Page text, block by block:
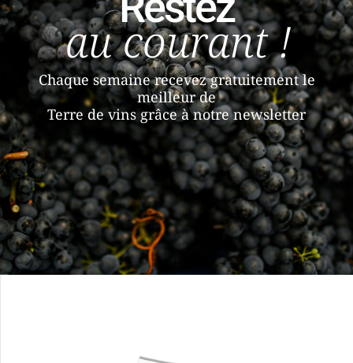
au courant !
Chaque semaine recevez gratuitement le
meilleur de
Terre de vins grâce à notre newsletter